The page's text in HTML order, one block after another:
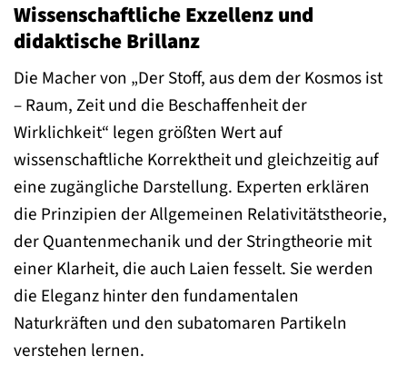
Wissenschaftliche Exzellenz und
didaktische Brillanz
Die Macher von „Der Stoff, aus dem der Kosmos ist
– Raum, Zeit und die Beschaffenheit der
Wirklichkeit“ legen größten Wert auf
wissenschaftliche Korrektheit und gleichzeitig auf
eine zugängliche Darstellung. Experten erklären
die Prinzipien der Allgemeinen Relativitätstheorie,
der Quantenmechanik und der Stringtheorie mit
einer Klarheit, die auch Laien fesselt. Sie werden
die Eleganz hinter den fundamentalen
Naturkräften und den subatomaren Partikeln
verstehen lernen.